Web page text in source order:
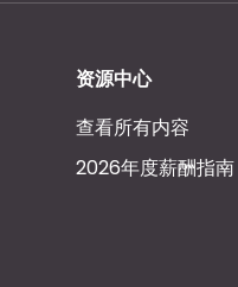
资源中心
查看所有内容
2026年度薪酬指南